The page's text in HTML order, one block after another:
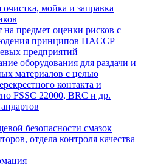
мойка и заправка
на предмет оценки рисков с
принципов HACCP
предприятий
оборудования для раздачи и
материалов с целью
контакта и
FSSC 22000, BRC и др.
безопасности смазок
отдела контроля качества